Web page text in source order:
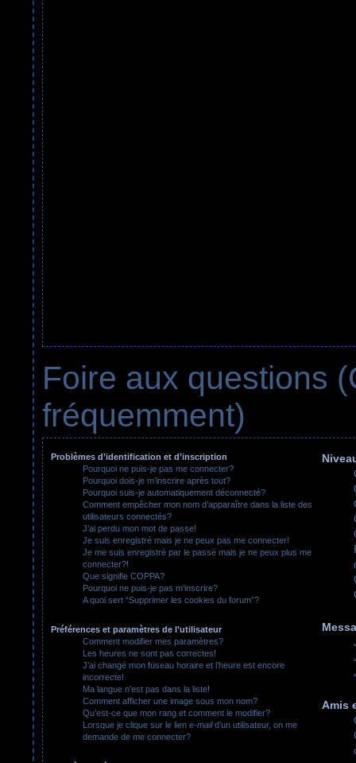
Foire aux questions
fréquemment)
Problèmes d’identification et d’inscription
Pourquoi ne puis-je pas me connecter?
Pourquoi dois-je m’inscrire après tout?
Pourquoi suis-je automatiquement déconnecté?
Comment empêcher mon nom d’apparaître dans la liste des
utilisateurs connectés?
J’ai perdu mon mot de passe!
Je suis enregistré mais je ne peux pas me connecter!
Je me suis enregistré par le passé mais je ne peux plus me
connecter?!
Que signifie COPPA?
Pourquoi ne puis-je pas m’inscrire?
A quoi sert “Supprimer les cookies du forum”?
Préférences et paramètres de l’utilisateur
Comment modifier mes paramètres?
Les heures ne sont pas correctes!
J’ai changé mon fuseau horaire et l’heure est encore
incorrecte!
Ma langue n’est pas dans la liste!
Comment afficher une image sous mon nom?
Qu’est-ce que mon rang et comment le modifier?
Lorsque je clique sur le lien e-maild’un utilisateur, on me
demande de me connecter?
Amis